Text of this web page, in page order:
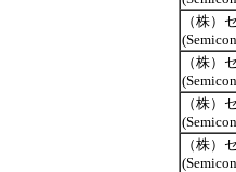
（株）
（株）
（株）
（株）